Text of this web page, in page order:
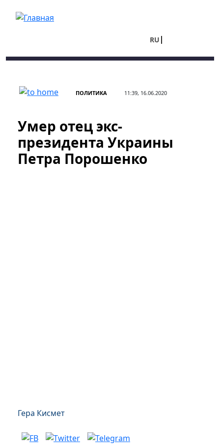
RU
ПОЛИТИКА 11:39, 16.06.2020
Умер отец экс-
президента Украины
Петра Порошенко
Гера Кисмет